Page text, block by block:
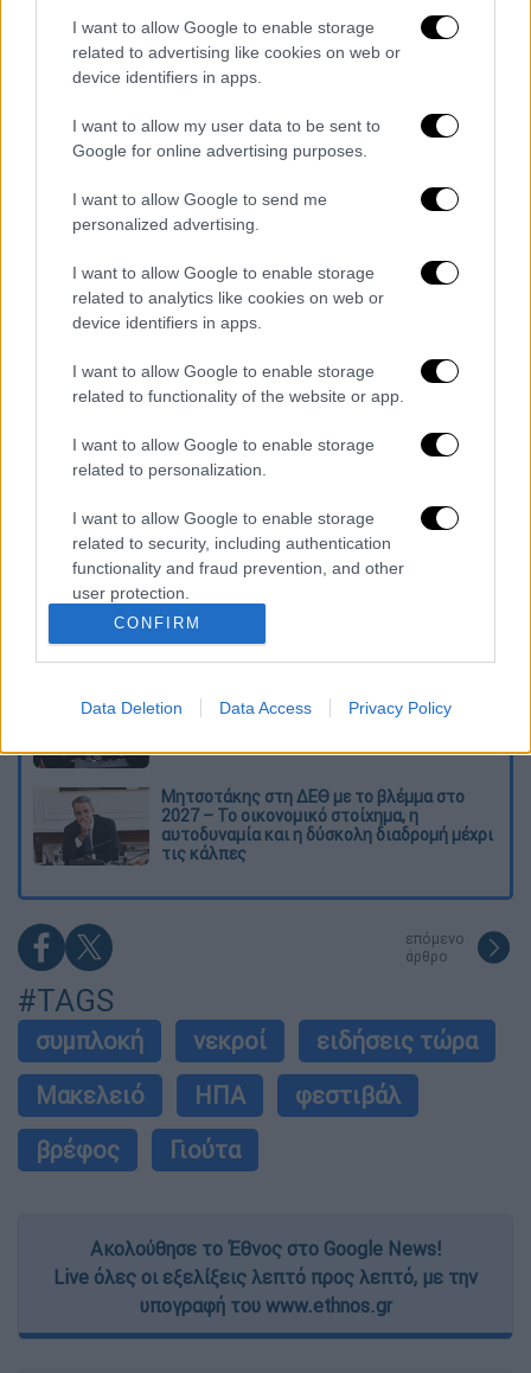
I want to allow Google to enable storage
related to advertising like cookies on web or
device identifiers in apps.
I want to allow my user data to be sent to
Google for online advertising purposes.
I want to allow Google to send me
personalized advertising.
I want to allow Google to enable storage
related to analytics like cookies on web or
device identifiers in apps.
I want to allow Google to enable storage
related to functionality of the website or app.
I want to allow Google to enable storage
related to personalization.
I want to allow Google to enable storage
related to security, including authentication
functionality and fraud prevention, and other
user protection.
CONFIRM
Data Deletion Data Access Privacy Policy
Οι αρχές του
West Valley ανέφεραν ότι κατά
την άφιξη του κλιμακίου τους στο σημείο
συμπλοκής, ένας 16χρονος έβγαλε όπλο
αστυνομικούς να ανταποδίδουν τα
πυρά
Εξάλλου, ένας άντρας και μια γυναίκα
αν έχουν κάποια σύνδεση με τους δράστες.
Σημειώνεται ότι ηΜΚΟ«Gun Violence
χρόνο έχουν γίνει 156 παρόμοια περιστατικά
ΗΠΑ
Διαβάστε ακόμη
Ξεφυλλίζοντας... τέσσερις ιστορίες για τη
γνώση, τη φύση και την τεχνολογία
Απίστευτη ιστορία στην Ελλάδα – Πώς μια
μπάλα ταξίδεψε στη θάλασσα 80 μίλια για
να κρατήσει ζωντανό έναν 30χρονο!
Κορυφώνεται το κύμα ζέστης: Πού θα
δείξει 40αρια το θερμόμετρο - Οι περιοχές
Μητσοτάκης στη ΔΕΘ με το βλέμμα στο
2027 – Το οικονομικό στοίχημα, η
αυτοδυναμία και η δύσκολη διαδρομή μέχρι
τις κάλπες
επόμενο
άρθρο
#TAGS
συμπλοκή νεκροί
ειδήσεις τώρα
Μακελειό
ΗΠΑ
φεστιβάλ
βρέφος
Γιούτα
Ακολούθησε το Έθνος στο Google News!
Live όλες οι εξελίξεις λεπτό προς λεπτό, με την
υπογραφή του www.ethnos.gr